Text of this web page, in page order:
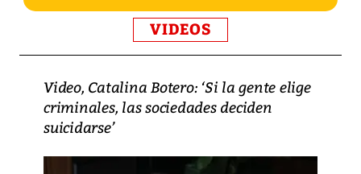
VIDEOS
Video, Catalina Botero: ‘Si la gente elige
criminales, las sociedades deciden
suicidarse’